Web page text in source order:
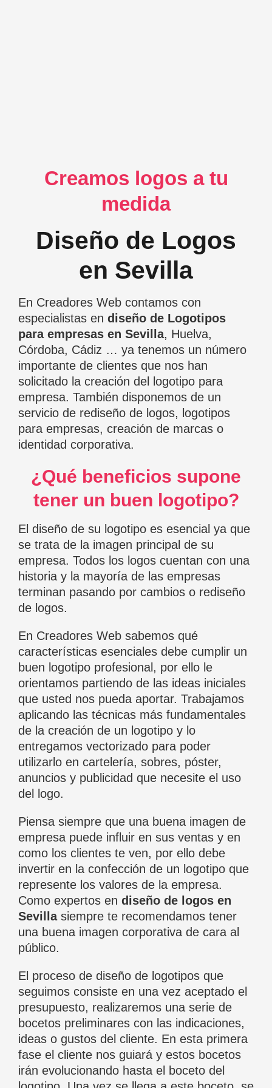
Creamos logos a tu
medida
Diseño de Logos
en Sevilla
En Creadores Web contamos con
especialistas en diseño de Logotipos
para empresas en Sevilla, Huelva,
Córdoba, Cádiz … ya tenemos un número
importante de clientes que nos han
solicitado la creación del logotipo para
empresa. También disponemos de un
servicio de rediseño de logos, logotipos
para empresas, creación de marcas o
identidad corporativa.
¿Qué beneficios supone
tener un buen logotipo?
El diseño de su logotipo es esencial ya que
se trata de la imagen principal de su
empresa. Todos los logos cuentan con una
historia y la mayoría de las empresas
terminan pasando por cambios o rediseño
de logos.
En Creadores Web sabemos qué
características esenciales debe cumplir un
buen logotipo profesional, por ello le
orientamos partiendo de las ideas iniciales
que usted nos pueda aportar. Trabajamos
aplicando las técnicas más fundamentales
de la creación de un logotipo y lo
entregamos vectorizado para poder
utilizarlo en cartelería, sobres, póster,
anuncios y publicidad que necesite el uso
del logo.
Piensa siempre que una buena imagen de
empresa puede influir en sus ventas y en
como los clientes te ven, por ello debe
invertir en la confección de un logotipo que
represente los valores de la empresa.
Como expertos en diseño de logos en
Sevillasiempre te recomendamos tener
una buena imagen corporativa de cara al
público.
El proceso de diseño de logotipos que
seguimos consiste en una vez aceptado el
presupuesto, realizaremos una serie de
bocetos preliminares con las indicaciones,
ideas o gustos del cliente. En esta primera
fase el cliente nos guiará y estos bocetos
irán evolucionando hasta el boceto del